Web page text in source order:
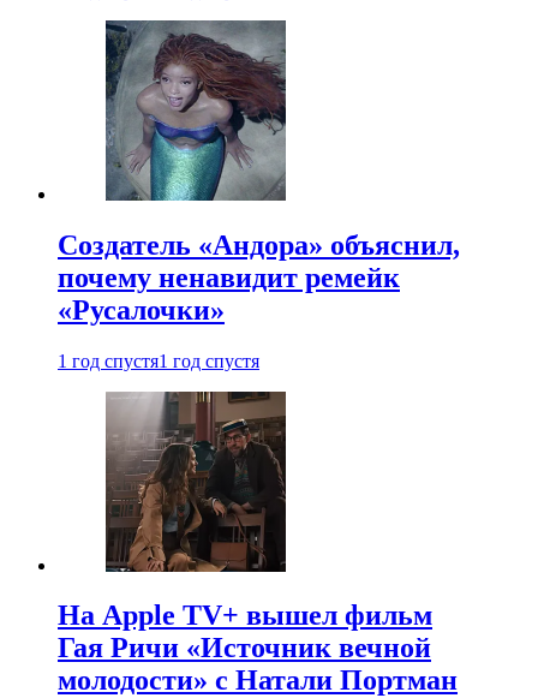
Создатель «Андора» объяснил,
почему ненавидит ремейк
«Русалочки»
1 год спустя1 год спустя
На Apple TV+ вышел фильм
Гая Ричи «Источник вечной
молодости» с Натали Портман